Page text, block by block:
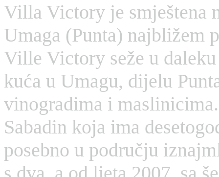
Villa Victory je smještena
Umaga (Punta) najbližem
Ville Victory seže u
kuća u Umagu, dijelu
vinogradima i
Sabadin koja ima
posebno u području